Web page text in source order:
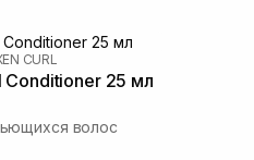
CURL
Conditioner 25 мл
волос